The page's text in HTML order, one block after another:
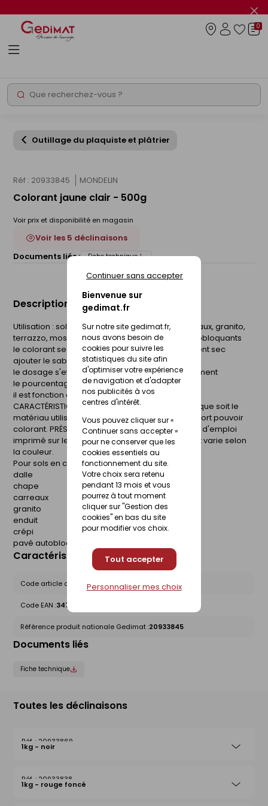
Bienvenue sur
gedimat.fr
Sur notre site gedimat.fr,
nous avons besoin de
cookies pour suivre les
statistiques du site afin
d'optimiser votre expérience
de navigation et d'adapter
nos publicités à vos
centres d'intérêt.
Vous pouvez cliquer sur «
Continuer sans accepter »
pour ne conserver que les
cookies essentiels au
fonctionnement du site.
Votre choix sera retenu
pendant 13 mois et vous
pourrez à tout moment
cliquer sur "Gestion des
cookies" en bas du site
pour modifier vos choix.
Tout accepter
Continuer sans accepter
Personnaliser mes choix
le
info
Rechercher
0
Outillage du plaquiste et plâtrier
Réf : 20933845 MONDELIN
Colorant jaune clair - 500g
Voir prix et disponibilité en magasin
Voir les 5 déclinaisons
Documents liés :
Fiche technique
Description du produit
Utilisation : sols en ciment, dalles, chapes, carreaux, granito,
terrazzo, mosaïques, enduits, crépis, pavés autobloquants
le colorant se mélange impérativement au ciment sec
ajouter le sable, l'eau en dernier
le dosage s'effectue au poids par rapport au ciment
le pourcentage va de 1 à 6 %
il est fonction de la teinte désirée
CARACTÉRISTIQUES : la couleur reste stable quelque soit le
matériau utilisé, grande diversité de couleurs à fort pouvoir
colorant. PRÉSENTATION : flacon plastique, mode d'emploi
imprimé sur le packaging, la densité du colorant varie selon
la couleur.
Pour sols en ciment
dalle
chape
carreaux
granito
enduit
crépi
pavé autobloquant.
Caractéristiques du produit
Code article chez le fournisseur :302530
Code EAN :3479133025308
Référence produit nationale Gedimat :20933845
Documents liés
Fiche technique
Toutes les déclinaisons
20933869
1kg - noir
20933838
1kg - rouge foncé